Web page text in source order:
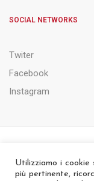
SOCIAL NETWORKS
Twiter
Facebook
Instagram
Utilizziamo i cookie
più pertinente,